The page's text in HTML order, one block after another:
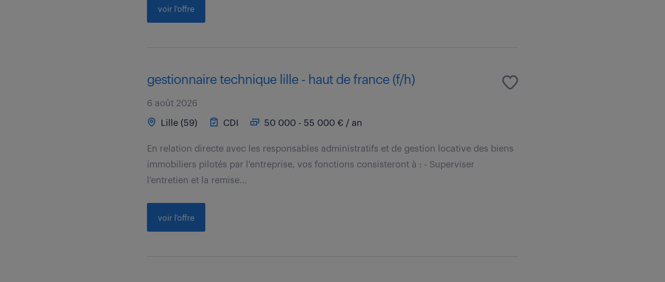
voir l'offre
gestionnaire technique lille - haut de france (f/h)
6 août 2026
Lille (59) CDI 50 000 - 55 000 € / an
En relation directe avec les responsables administratifs et de gestion locative des biens
immobiliers pilotés par l'entreprise, vos fonctions consisteront à : - Superviser
l'entretien et la remise...
voir l'offre